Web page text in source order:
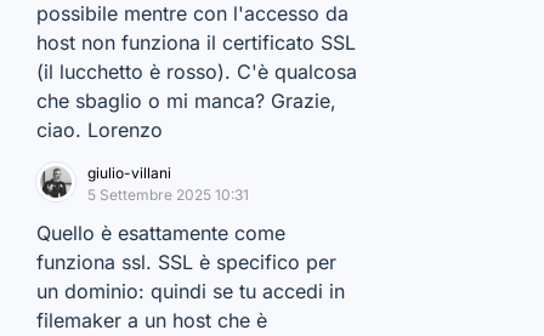
possibile mentre con l'accesso da
host non funziona il certificato SSL
(il lucchetto è rosso). C'è qualcosa
che sbaglio o mi manca? Grazie,
ciao. Lorenzo
giulio-villani
5 Settembre 2025 10:31
Quello è esattamente come
funziona ssl. SSL è specifico per
un dominio: quindi se tu accedi in
filemaker a un host che è